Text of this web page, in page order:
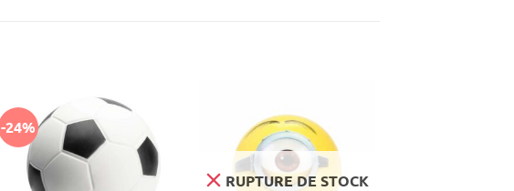
-24%
RUPTURE DE STOCK